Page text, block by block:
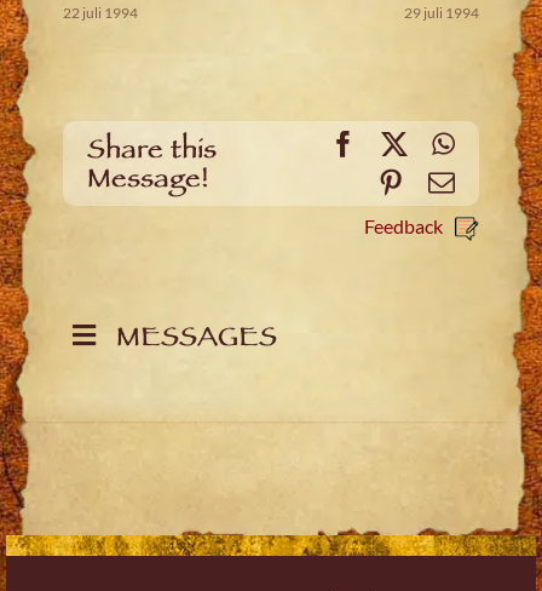
22 juli 1994
29 juli 1994
Share this
Message!
Facebook
X
Pinterest
Email
Feedback
MESSAGES